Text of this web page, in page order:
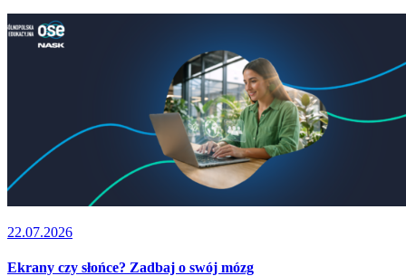
22.07.2026
Ekrany czy słońce? Zadbaj o swój mózg